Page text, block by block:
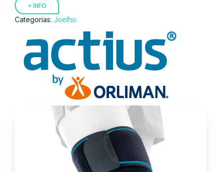
+ INFO
Categorias: Joelho